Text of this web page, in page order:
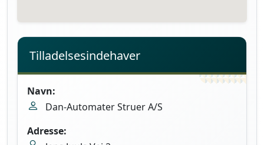
Tilladelsesindehaver
Navn:
Dan-Automater Struer A/S
Adresse: